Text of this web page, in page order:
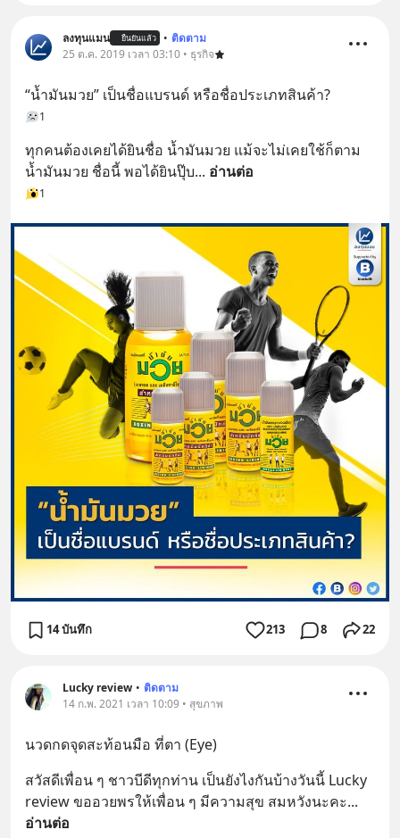
ลงทุนแมน ยืนยันแล้ว • ติดตาม
25 ต.ค. 2019 เวลา 03:10 • ธุรกิจ
“น้ำมันมวย” เป็นชื่อแบรนด์ หรือชื่อประเภทสินค้า?
1
ทุกคนต้องเคยได้ยินชื่อ น้ำมันมวย แม้จะไม่เคยใช้ก็ตาม
น้ำมันมวย ชื่อนี้ พอได้ยินปุ๊บ... อ่านต่อ
1
14 บันทึก 213 8 22
Lucky review • ติดตาม
14 ก.พ. 2021 เวลา 10:09 • สุขภาพ
นวดกดจุดสะท้อนมือ ที่ตา (Eye)
สวัสดีเพื่อน ๆ ชาวบีดีทุกท่าน เป็นยังไงกันบ้างวันนี้ Lucky
review ขออวยพรให้เพื่อน ๆ มีความสุข สมหวังนะคะ
อ่านต่อ